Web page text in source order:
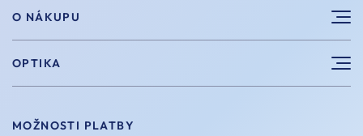
Sluneční brýle
Sportovní brýle
Vintage brýle
O NÁKUPU
Výhody nákupu u nás
Velikosti
Vrácení a výměna
OPTIKA
MOŽNOSTI PLATBY